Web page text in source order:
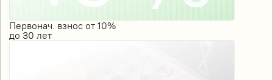
Первонач. взнос от 10%
до 30 лет